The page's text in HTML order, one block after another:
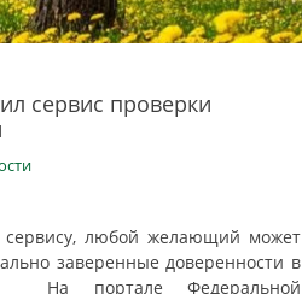
сервис проверки
сервису, любой желающий может
заверенные доверенности в
На портале Федеральной